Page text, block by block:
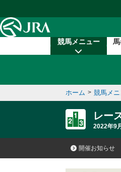
競馬メニュー
ホーム > 競馬メニ
レー
2022年9
開催お知らせ